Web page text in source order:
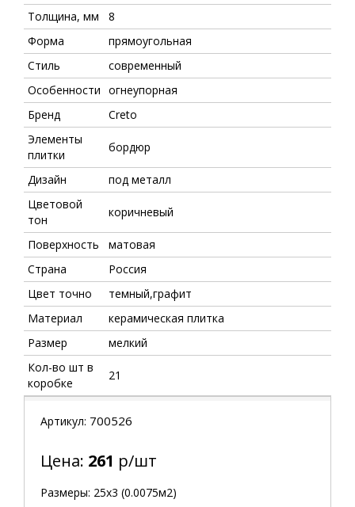
Толщина, мм
8
Форма
прямоугольная
Стиль
современный
Особенности огнеупорная
Бренд
Creto
Элементы
плитки
бордюр
Дизайн
под металл
Цветовой
тон
коричневый
Поверхность
матовая
Страна
Россия
Цвет точно
темный,графит
Материал
керамическая плитка
Размер
мелкий
Кол-во шт в
коробке
21
Артикул: 700526
Цена: 261 р/шт
Размеры: 25х3 (0.0075м2)